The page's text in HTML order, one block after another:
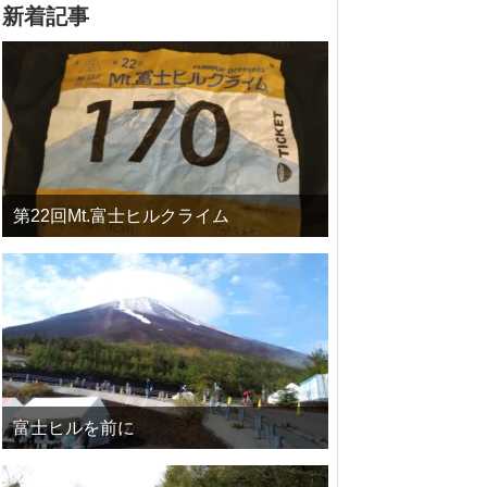
新着記事
第22回Mt.富士ヒルクライム
富士ヒルを前に